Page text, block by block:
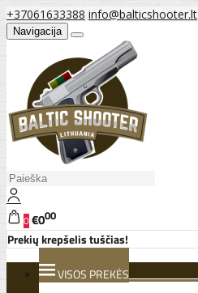
+37061633388 info@balticshooter.lt
Navigacija
0€000
Prekių krepšelis tuščias!
VISOS PREKĖS